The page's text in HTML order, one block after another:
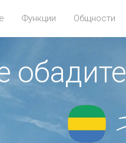
Функции Общности